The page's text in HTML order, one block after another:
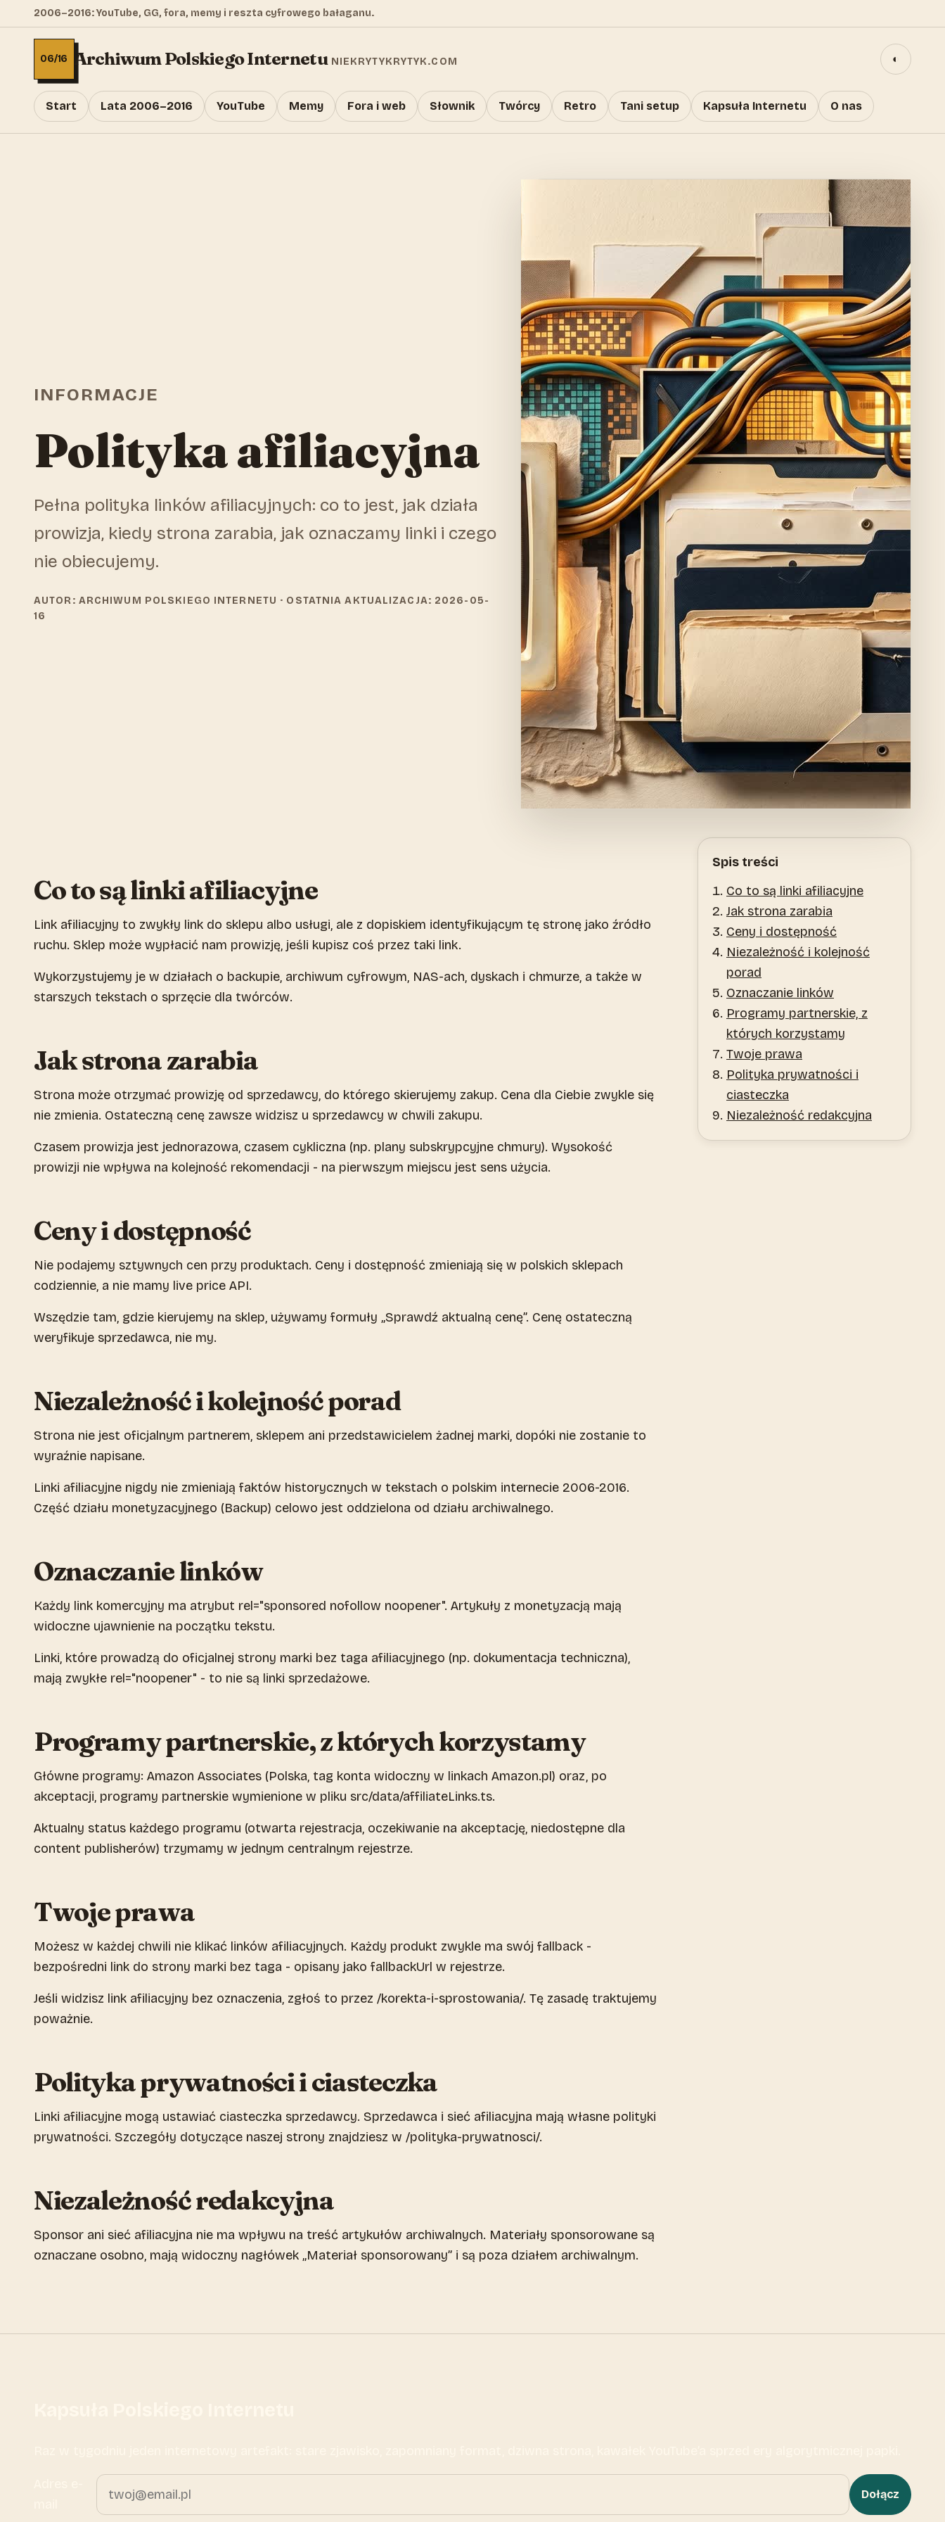
2006–2016: YouTube, GG, fora, memy i reszta cyfrowego bałaganu.
06/16 Archiwum Polskiego Internetu NIEKRYTYKRYTYK.COM
Start Lata 2006–2016 YouTube Memy Fora i web Słownik Twórcy Retro Tani setup Kapsuła Internetu O nas
◐
INFORMACJE
Polityka afiliacyjna
Pełna polityka linków afiliacyjnych: co to jest, jak działa
prowizja, kiedy strona zarabia, jak oznaczamy linki i czego
nie obiecujemy.
AUTOR: ARCHIWUM POLSKIEGO INTERNETU · OSTATNIA AKTUALIZACJA: 2026-05-
16
Co to są linki afiliacyjne
Link afiliacyjny to zwykły link do sklepu albo usługi, ale z dopiskiem identyfikującym tę stronę jako źródło
ruchu. Sklep może wypłacić nam prowizję, jeśli kupisz coś przez taki link.
Wykorzystujemy je w działach o backupie, archiwum cyfrowym, NAS-ach, dyskach i chmurze, a także w
starszych tekstach o sprzęcie dla twórców.
Jak strona zarabia
Strona może otrzymać prowizję od sprzedawcy, do którego skierujemy zakup. Cena dla Ciebie zwykle się
nie zmienia. Ostateczną cenę zawsze widzisz u sprzedawcy w chwili zakupu.
Czasem prowizja jest jednorazowa, czasem cykliczna (np. plany subskrypcyjne chmury). Wysokość
prowizji nie wpływa na kolejność rekomendacji - na pierwszym miejscu jest sens użycia.
Ceny i dostępność
Nie podajemy sztywnych cen przy produktach. Ceny i dostępność zmieniają się w polskich sklepach
codziennie, a nie mamy live price API.
Wszędzie tam, gdzie kierujemy na sklep, używamy formuły „Sprawdź aktualną cenę”. Cenę ostateczną
weryfikuje sprzedawca, nie my.
Niezależność i kolejność porad
Strona nie jest oficjalnym partnerem, sklepem ani przedstawicielem żadnej marki, dopóki nie zostanie to
wyraźnie napisane.
Linki afiliacyjne nigdy nie zmieniają faktów historycznych w tekstach o polskim internecie 2006-2016.
Część działu monetyzacyjnego (Backup) celowo jest oddzielona od działu archiwalnego.
Oznaczanie linków
Każdy link komercyjny ma atrybut rel="sponsored nofollow noopener". Artykuły z monetyzacją mają
widoczne ujawnienie na początku tekstu.
Linki, które prowadzą do oficjalnej strony marki bez taga afiliacyjnego (np. dokumentacja techniczna),
mają zwykłe rel="noopener" - to nie są linki sprzedażowe.
Programy partnerskie, z których korzystamy
Główne programy: Amazon Associates (Polska, tag konta widoczny w linkach Amazon.pl) oraz, po
akceptacji, programy partnerskie wymienione w pliku src/data/affiliateLinks.ts.
Aktualny status każdego programu (otwarta rejestracja, oczekiwanie na akceptację, niedostępne dla
content publisherów) trzymamy w jednym centralnym rejestrze.
Twoje prawa
Możesz w każdej chwili nie klikać linków afiliacyjnych. Każdy produkt zwykle ma swój fallback -
bezpośredni link do strony marki bez taga - opisany jako fallbackUrl w rejestrze.
Jeśli widzisz link afiliacyjny bez oznaczenia, zgłoś to przez /korekta-i-sprostowania/. Tę zasadę traktujemy
poważnie.
Polityka prywatności i ciasteczka
Linki afiliacyjne mogą ustawiać ciasteczka sprzedawcy. Sprzedawca i sieć afiliacyjna mają własne polityki
prywatności. Szczegóły dotyczące naszej strony znajdziesz w /polityka-prywatnosci/.
Niezależność redakcyjna
Sponsor ani sieć afiliacyjna nie ma wpływu na treść artykułów archiwalnych. Materiały sponsorowane są
oznaczane osobno, mają widoczny nagłówek „Materiał sponsorowany” i są poza działem archiwalnym.
Spis treści
Co to są linki afiliacyjne
Jak strona zarabia
Ceny i dostępność
Niezależność i kolejność
porad
Oznaczanie linków
Programy partnerskie, z
których korzystamy
Twoje prawa
Polityka prywatności i
ciasteczka
Niezależność redakcyjna
Dołącz